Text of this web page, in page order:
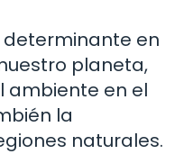
determinante en
planeta,
ambiente en el
la
naturales.